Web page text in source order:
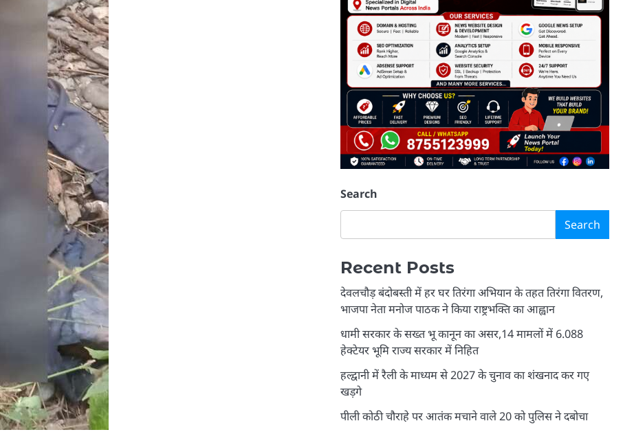
Search
Search
Recent Posts
देवलचौड़ बंदोबस्ती में हर घर तिरंगा अभियान के तहत तिरंगा वितरण,
भाजपा नेता मनोज पाठक ने किया राष्ट्रभक्ति का आह्वान
धामी सरकार के सख्त भू कानून का असर,14 मामलों में 6.088
हेक्टेयर भूमि राज्य सरकार में निहित
हल्द्वानी में रैली के माध्यम से 2027 के चुनाव का शंखनाद कर गए
खड़गे
पीली कोठी चौराहे पर आतंक मचाने वाले 20 को पुलिस ने दबोचा